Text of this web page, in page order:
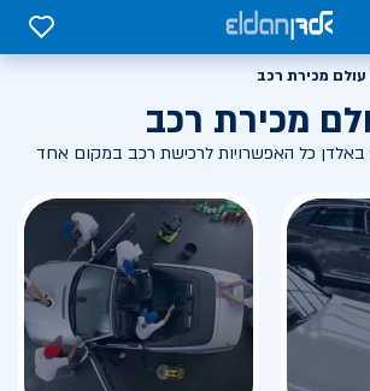
0
עולם מכירת רכב
מכירת רכב
כל האפשרויות לרכישת רכב במקום אחד